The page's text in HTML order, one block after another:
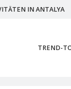
IN ANTALYA
TREND-